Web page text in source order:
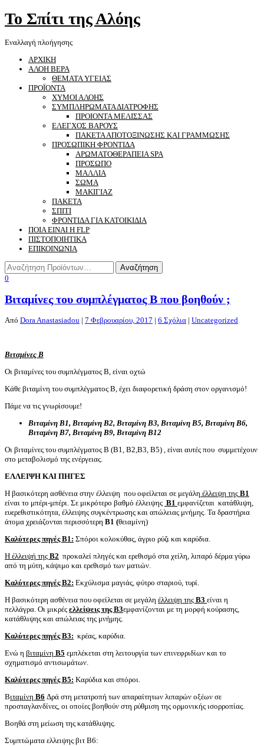
Το Σπίτι της Αλόης
Εναλλαγή πλοήγησης
ΑΡΧΙΚΗ
ΑΛΟΗ ΒΕΡΑ
ΘΕΜΑΤΑ ΥΓΕΙΑΣ
ΠΡΟΪΟΝΤΑ
ΧΥΜΟΙ ΑΛΟΗΣ
ΣΥΜΠΛΗΡΩΜΑΤΑ ΔΙΑΤΡΟΦΗΣ
ΠΡΟΙΟΝΤΑ ΜΕΛΙΣΣΑΣ
ΕΛΕΓΧΟΣ ΒΑΡΟΥΣ
ΠΑΚΕΤΑ ΑΠΟΤΟΞΙΝΩΣΗΣ ΚΑΙ ΓΡΑΜΜΩΣΗΣ
ΠΡΟΣΩΠΙΚΗ ΦΡΟΝΤΙΔΑ
ΑΡΩΜΑΤΟΘΕΡΑΠΕΙΑ SPA
ΠΡΟΣΩΠΟ
ΜΑΛΛΙΑ
ΣΩΜΑ
ΜΑΚΙΓΙΑΖ
ΠΑΚΕΤΑ
ΣΠΙΤΙ
ΦΡΟΝΤΙΔΑ ΓΙΑ ΚΑΤΟΙΚΙΔΙΑ
ΠΟΙΑ ΕΙΝΑΙ Η FLP
ΠΙΣΤΟΠΟΙΗΤΙΚΑ
ΕΠΙΚΟΙΝΩΝΙΑ
0
Βιταμίνες του συμπλέγματος Β που βοηθούν ;
Από Dora Anastasiadou | 7 Φεβρουαρίου, 2017 | 6 Σχόλια | Uncategorized
Βιταμίνες Β
Οι βιταμίνες του συμπλέγματος Β, είναι οχτώ
Κάθε βιταμίνη του συμπλέγματος Β, έχει διαφορετική δράση στον οργανισμό!
Πάμε να τις γνωρίσουμε!
Βιταμίνη Β1, Βιταμίνη Β2, Βιταμίνη Β3, Βιταμίνη Β5, Βιταμίνη Β6,
Βιταμίνη Β7, Βιταμίνη Β9, Βιταμίνη Β12
Οι βιταμίνες του συμπλέγματος Β (Β1, Β2,Β3, Β5) , είναι αυτές που συμμετέχουν
στο μεταβολισμό της ενέργειας.
ΕΛΛΕΙΨΗ ΚΑΙ ΠΗΓΕΣ
Η βασικότερη ασθένεια στην έλλειψη που οφείλεται σε μεγάλη έλλειψη της Β1
είναι το μπέρι-μπέρι. Σε μικρότερο βαθμό έλλειψης Β1 εμφανίζεται κατάθλιψη,
ευερεθιστικότητα, έλλειψης συγκέντρωσης και απώλειας μνήμης. Τα δραστήρια
άτομα χρειάζονται περισσότερη Β1 (θειαμίνη)
Καλύτερες πηγές B1: Σπόροι κολοκύθας, άγριο ρύζι και καρύδια.
Η έλλειψή της Β2 προκαλεί πληγές και ερεθισμό στα χείλη, λιπαρό δέρμα γύρω
από τη μύτη, κάψιμο και ερεθισμό των ματιών.
Καλύτερες πηγές B2: Εκχύλισμα μαγιάς, φύτρο σταριού, τυρί.
Η βασικότερη ασθένεια που οφείλεται σε μεγάλη έλλειψη της Β3 είναι η
πελλάγρα. Οι μικρές ελλείψεις της Β3εμφανίζονται με τη μορφή κούρασης,
κατάθλιψης και απώλειας της μνήμης.
Καλύτερες πηγές B3: κρέας, καρύδια.
Ενώ η βιταμίνη Β5 εμπλέκεται στη λειτουργία των επινεφριδίων και το
σχηματισμό αντισωμάτων.
Καλύτερες πηγές B5: Καρύδια και σπόροι.
Βιταμίνη Β6 Δρά στη μετατροπή των απαραίτητων λιπαρών οξέων σε
προσταγλανδίνες, οι οποίες βοηθούν στη ρύθμιση της ορμονικής ισορροπίας.
Βοηθά στη μείωση της κατάθλιψης.
Συμπτώματα ελλειψης βιτ B6: